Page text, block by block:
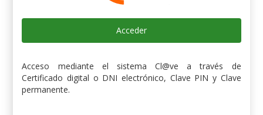
Acceder
Acceso mediante el sistema Cl@ve a través de
Certificado digital o DNI electrónico, Clave PIN y Clave
permanente.